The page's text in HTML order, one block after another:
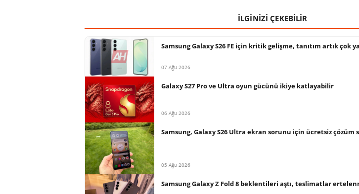
İLGİNİZİ ÇEKEBİLİR
Samsung Galaxy S26 FE için kritik gelişme, tanıtım artık çok
07 Ağu 2026
Galaxy S27 Pro ve Ultra oyun gücünü ikiye katlayabilir
06 Ağu 2026
Samsung, Galaxy S26 Ultra ekran sorunu için ücretsiz çözüm
05 Ağu 2026
Samsung Galaxy Z Fold 8 beklentileri aştı, teslimatlar